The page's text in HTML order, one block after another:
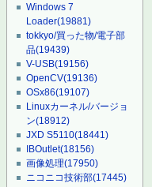
Windows 7
Loader(19881)
tokkyo/買った物/電子部
品(19439)
V-USB(19156)
OpenCV(19136)
OSx86(19107)
Linuxカーネル/バージョ
ン(18912)
JXD S5110(18441)
IBOutlet(18156)
画像処理(17950)
ニコニコ技術部(17445)